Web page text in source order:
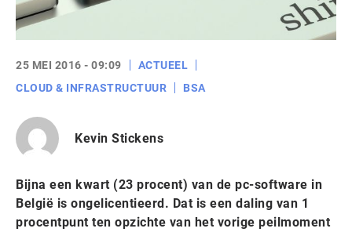
25 MEI 2016 - 09:09
ACTUEEL
CLOUD & INFRASTRUCTUUR
BSA
Kevin Stickens
Bijna een kwart (23 procent) van de pc-software in
België is ongelicentieerd. Dat is een daling van 1
procentpunt ten opzichte van het vorige peilmoment